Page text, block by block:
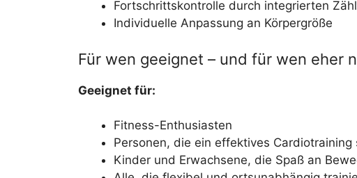
Fortschrittskontrolle durch integrierten
Individuelle Anpassung an Körpergröße
Für wen geeignet – und für wen eher
Geeignet für:
Fitness-Enthusiasten
Personen, die ein effektives Cardiotraining
Kinder und Erwachsene, die Spaß an